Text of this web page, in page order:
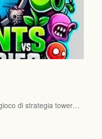
di strategia tower…